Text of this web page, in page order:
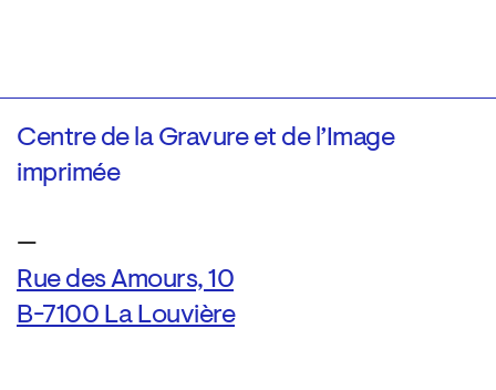
Centre de la Gravure et de l’Image
imprimée
—
Rue des Amours, 10
B-7100 La Louvière